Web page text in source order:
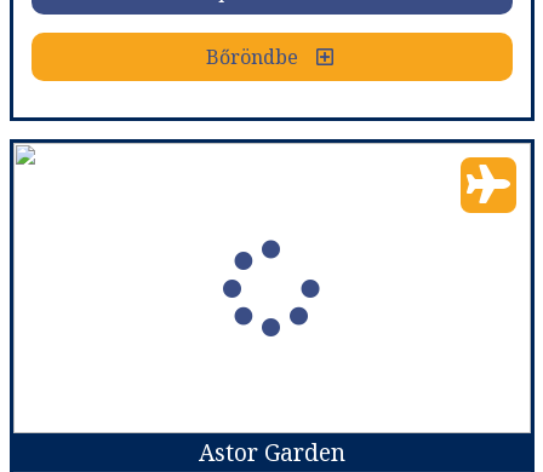
Bőröndbe
SH Dolce Vita
Golden Sands
Utazás módja: Repülővel
Ellátás: All inclusive
Szálláskategória:Hotel ****
Szoba Standard Kertre néző kilátás Erkély
Időpont: 2026-09-19 | 3 éj
Astor Garden